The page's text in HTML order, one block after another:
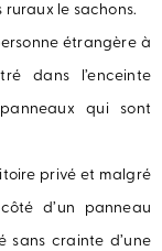
ruraux le sachons.
étrangère à
dans l’enceinte
qui sont
privé et malgré
d’un panneau
crainte d’une